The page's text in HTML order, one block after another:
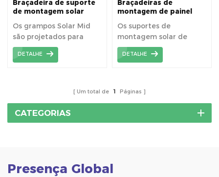
Braçadeira de suporte
de montagem solar
intermediárias de painel
solar
Os grampos Solar Mid
são projetados para
trilho de alumínio de
montagem solar e
DETALHE
Braçadeiras de
montagem de painel
Clamp Solar Mid Clamp
Braçadeiras de painel
de montagem
Os suportes de
montagem solar de
braçadeira
intermediária são
sistemas de painéis
solares em telhados ou
DETALHE
Um total de 1 Páginas
CATEGORIAS
Presença Global